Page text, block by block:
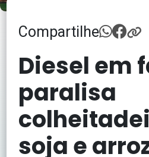
Compartilhe
Diesel em
paralisa
soja e